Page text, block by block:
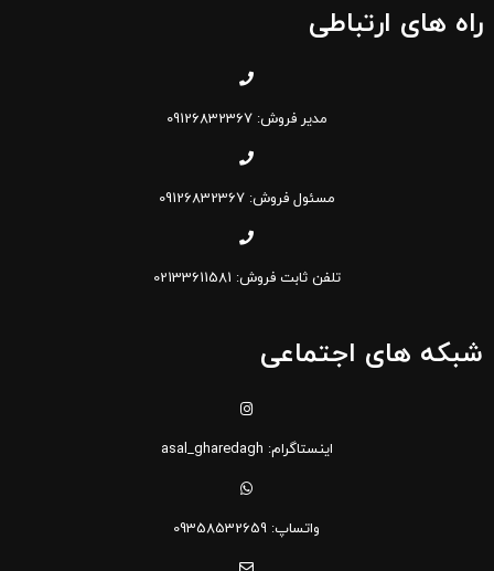
راه های ارتباطی
مدیر فروش: 09126832367
مسئول فروش: 09126832367
تلفن ثابت فروش: 02133611581
شبکه های اجتماعی
اینستاگرام: asal_gharedagh
واتساپ: 09358532659